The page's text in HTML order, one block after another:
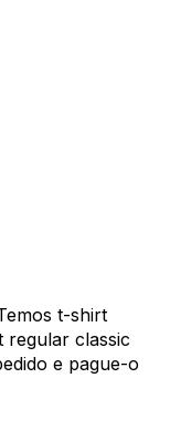
t-shirt
regular classic
e pague-o